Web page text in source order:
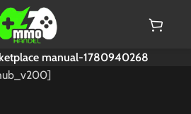
manual-1780940268